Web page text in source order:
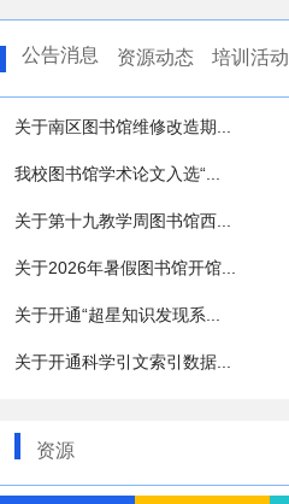
公告消息 资源动态 培训活动
关于南区图书馆维修改造期...
我校图书馆学术论文入选“...
关于第十九教学周图书馆西...
关于2026年暑假图书馆开馆...
关于开通“超星知识发现系...
关于开通科学引文索引数据...
资源